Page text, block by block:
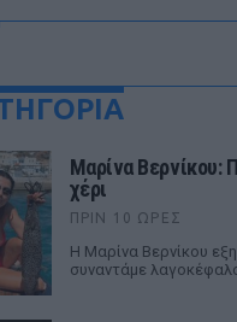
Μαρίνα Βερνίκου:
χέρι
ΠΡΙΝ 10 ΏΡΕΣ
Η Μαρίνα Βερνίκου
συναντάμε